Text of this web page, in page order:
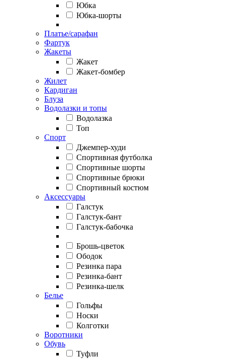
Юбка
Юбка-шорты
Платье/сарафан
Фартук
Жакеты
Жакет
Жакет-бомбер
Жилет
Кардиган
Блуза
Водолазки и топы
Водолазка
Топ
Спорт
Джемпер-худи
Спортивная футболка
Спортивные шорты
Спортивные брюки
Спортивный костюм
Аксессуары
Галстук
Галстук-бант
Галстук-бабочка
Брошь-цветок
Ободок
Резинка пара
Резинка-бант
Резинка-шелк
Белье
Гольфы
Носки
Колготки
Воротники
Обувь
Туфли